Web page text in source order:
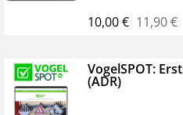
10,00 € 11,90 €
VogelSPOT:
(ADR)